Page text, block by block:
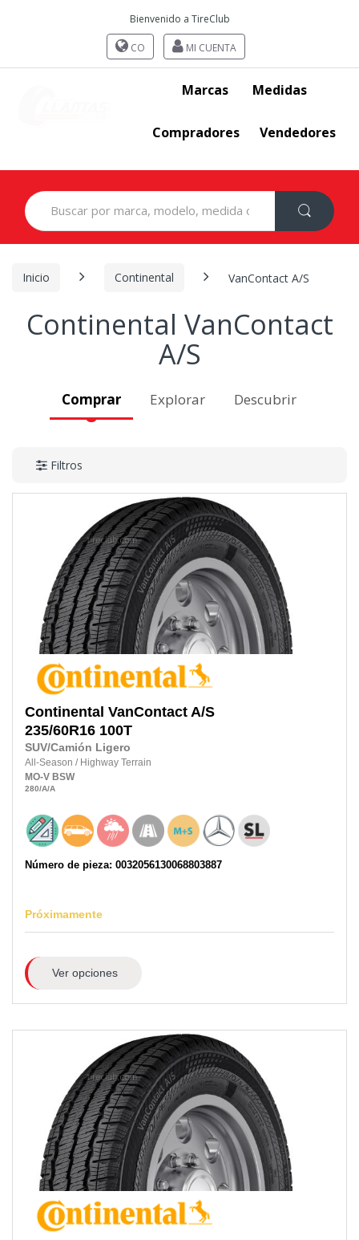
Bienvenido a TireClub
CO MI CUENTA
Marcas Medidas
Compradores Vendedores
Search
for:
Inicio Continental VanContact A/S
Continental VanContact
A/S
Comprar Explorar Descubrir
Filtros
Continental VanContact A/S
235/60R16 100T
SUV/Camión Ligero
All-Season / Highway Terrain
MO-V BSW
280/A/A
Número de pieza: 0032056130068803887
Próximamente
Ver opciones